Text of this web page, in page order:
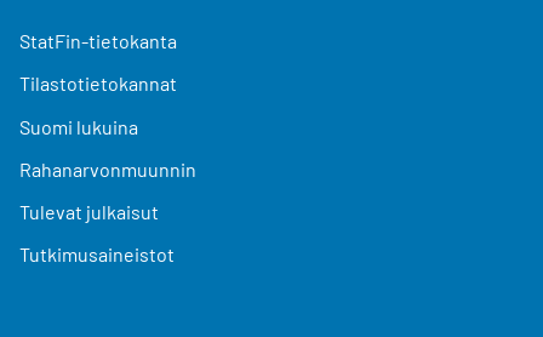
StatFin-tietokanta
Tilastotietokannat
Suomi lukuina
Rahanarvonmuunnin
Tulevat julkaisut
Tutkimusaineistot